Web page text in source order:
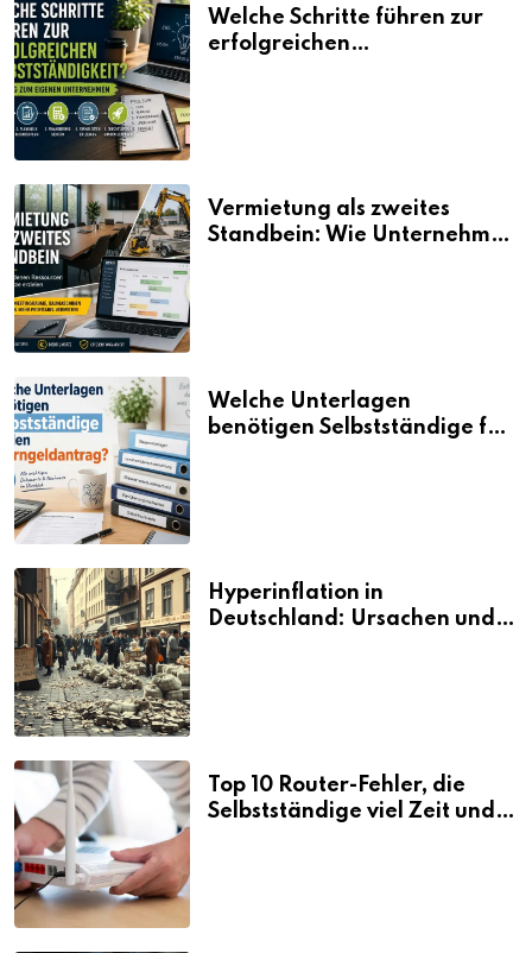
Welche Schritte führen zur
erfolgreichen
Vermietung als zweites
Standbein: Wie Unternehmen
Welche Unterlagen
benötigen Selbstständige für
Hyperinflation in
Deutschland: Ursachen und
Top 10 Router-Fehler, die
Selbstständige viel Zeit und